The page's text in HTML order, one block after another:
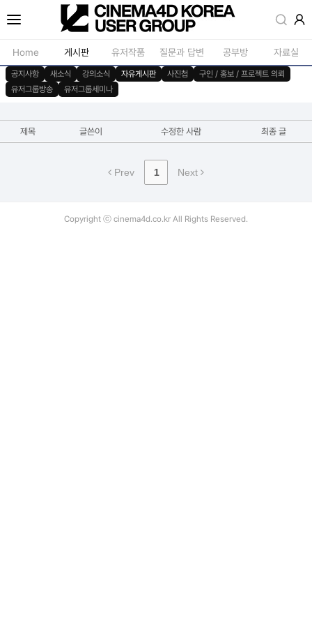
Home 게시판
공지사항
강의소식
구인 / 홍보 / 프로젝트 의뢰
유저작품 질문과 답변 공부방 자료실
모션 / 모그라
스크립트 / 플러그인 /
공지사항 새소식 강의소식 자유게시판 사진첩
구인 / 홍보 / 프로젝트 의뢰
유저그룹방송
유저그룹세미나
제목 글쓴이 수정한 사람 최종 글
Prev 1 Next
Copyright ⓒ cinema4d.co.kr All Rights Reserved.